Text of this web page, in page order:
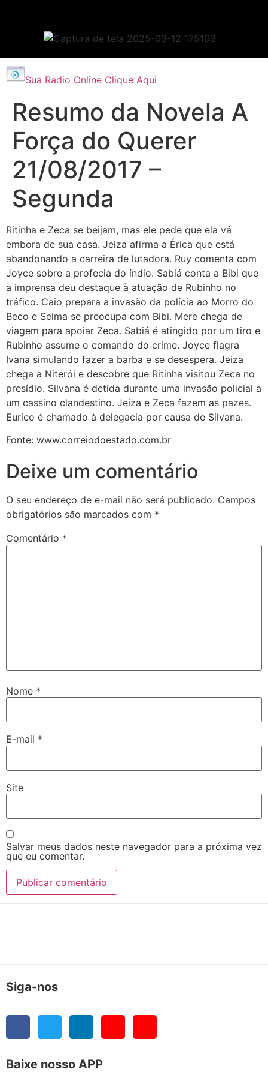
Sua Radio Online Clique Aqui
Resumo da Novela A
Força do Querer
21/08/2017 –
Segunda
Ritinha e Zeca se beijam, mas ele pede que ela vá
embora de sua casa. Jeiza afirma a Érica que está
abandonando a carreira de lutadora. Ruy comenta com
Joyce sobre a profecia do índio. Sabiá conta a Bibi que
a imprensa deu destaque à atuação de Rubinho no
tráfico. Caio prepara a invasão da polícia ao Morro do
Beco e Selma se preocupa com Bibi. Mere chega de
viagem para apoiar Zeca. Sabiá é atingido por um tiro e
Rubinho assume o comando do crime. Joyce flagra
Ivana simulando fazer a barba e se desespera. Jeiza
chega a Niterói e descobre que Ritinha visitou Zeca no
presídio. Silvana é detida durante uma invasão policial a
um cassino clandestino. Jeiza e Zeca fazem as pazes.
Eurico é chamado à delegacia por causa de Silvana.
Fonte: www.correiodoestado.com.br
Deixe um comentário
O seu endereço de e-mail não será publicado. Campos
obrigatórios são marcados com *
Comentário *
Nome *
E-mail *
Site
Salvar meus dados neste navegador para a próxima vez
que eu comentar.
Siga-nos
Baixe nosso APP